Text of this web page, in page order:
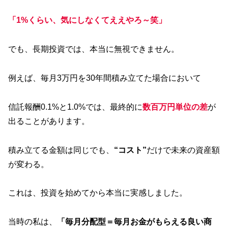
「1%くらい、気にしなくてええやろ～笑 」
でも、長期投資では、本当に無視できません。
例えば、毎月3万円を30年間積み立てた場合において
信託報酬0.1%と1.0%では、最終的に数百万円単位の差が
出ることがあります。
積み立てる金額は同じでも、 “コスト”だけで未来の資産額
が変わる。
これは、投資を始めてから本当に実感しました。
当時の私は、
「毎月分配型＝毎月お金がもらえる良い商